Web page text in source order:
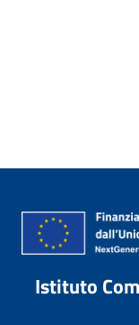
Istituto